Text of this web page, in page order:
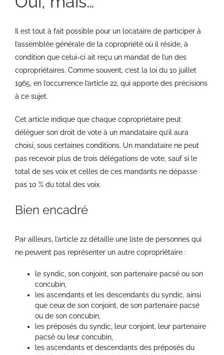
Il est tout à fait possible pour un locataire de participer à
l’assemblée générale de la copropriété où il réside, à
condition que celui-ci ait reçu un mandat de l’un des
copropriétaires. Comme souvent, c’est la loi du 10 juillet
1965, en l’occurrence l’article 22, qui apporte des précisions
à ce sujet.
Cet article indique que chaque copropriétaire peut
déléguer son droit de vote à un mandataire qu’il aura
choisi, sous certaines conditions. Un mandataire ne peut
pas recevoir plus de trois délégations de vote, sauf si le
total de ses voix et celles de ces mandants ne dépasse
pas 10 % du total des voix.
Bien encadré
Par ailleurs, l’article 22 détaille une liste de personnes qui
ne peuvent pas représenter un autre copropriétaire :
le syndic, son conjoint, son partenaire pacsé ou son
concubin,
les ascendants et les descendants du syndic, ainsi
que ceux de son conjoint, de son partenaire pacsé
ou de son concubin,
les préposés du syndic, leur conjoint, leur partenaire
pacsé ou leur concubin,
les ascendants et descendants des préposés du